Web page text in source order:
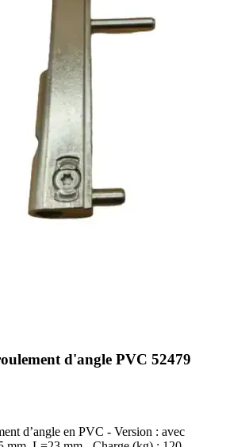
d'angle PVC 52479
d’angle en PVC - Version : avec